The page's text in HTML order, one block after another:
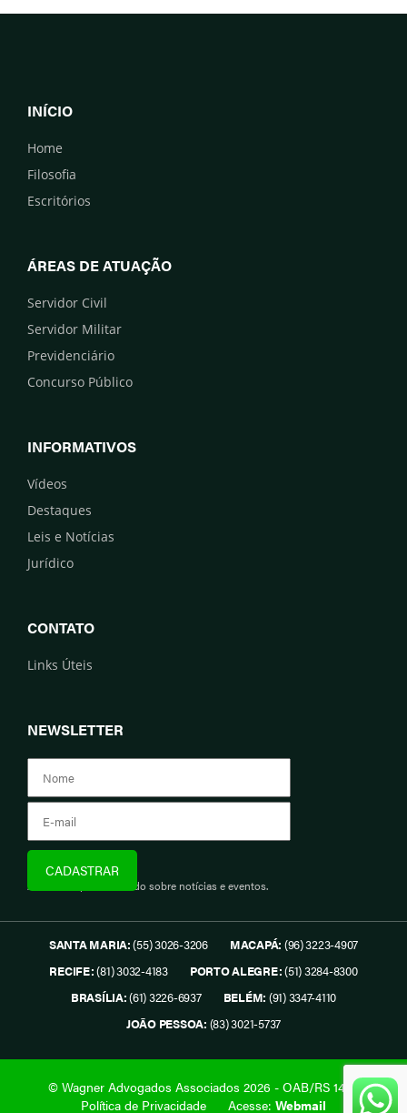
INÍCIO
Home
Filosofia
Escritórios
ÁREAS DE ATUAÇÃO
Servidor Civil
Servidor Militar
Previdenciário
Concurso Público
INFORMATIVOS
Vídeos
Destaques
Leis e Notícias
Jurídico
CONTATO
Links Úteis
NEWSLETTER
Assine e fique informado sobre notícias e eventos.
SANTA MARIA:(55) 3026-3206 MACAPÁ: (96) 3223-4907
RECIFE:(81) 3032-4183 PORTO ALEGRE:(51) 3284-8300
BRASÍLIA:(61) 3226-6937 BELÉM: (91) 3347-4110
JOÃO PESSOA: (83) 3021-5737
© Wagner Advogados Associados 2026 - OAB/RS 1419.
Política de Privacidade
Acesse: Webmail